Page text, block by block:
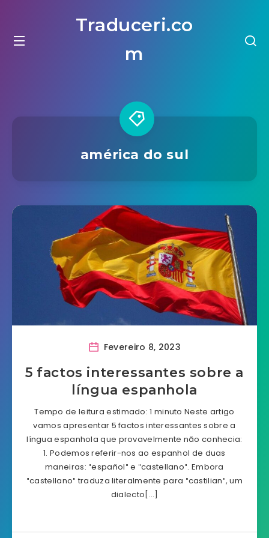
Traduceri.co
m
américa do sul
Fevereiro 8, 2023
5 factos interessantes sobre a
língua espanhola
Tempo de leitura estimado: 1 minuto Neste artigo
vamos apresentar 5 factos interessantes sobre a
língua espanhola que provavelmente não conhecia:
1. Podemos referir-nos ao espanhol de duas
maneiras: ″español″ e ″castellano″. Embora
″castellano″ traduza literalmente para ″castilian″, um
dialecto[…]